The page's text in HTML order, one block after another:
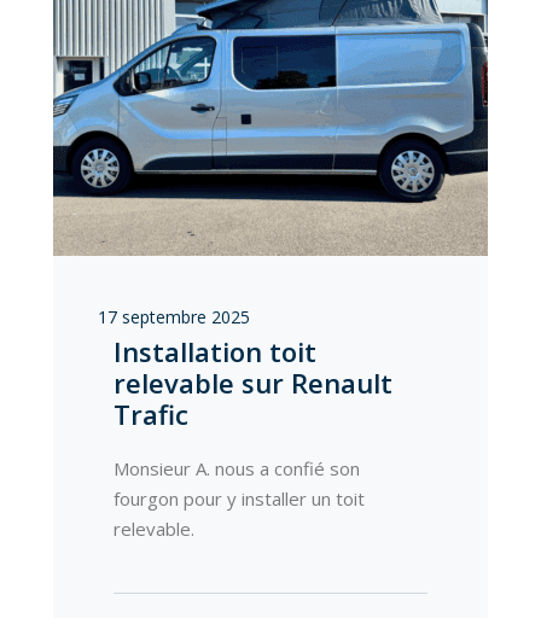
17 septembre 2025
Installation toit
relevable sur Renault
Trafic
Monsieur A. nous a confié son
fourgon pour y installer un toit
relevable.